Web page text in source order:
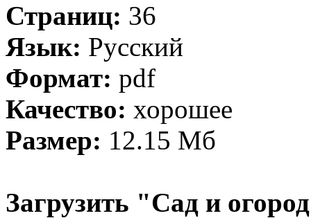
Страниц: 36
Язык: Русский
Формат: pdf
Качество: хорошее
Размер: 12.15 Мб
Загрузить "Сад и